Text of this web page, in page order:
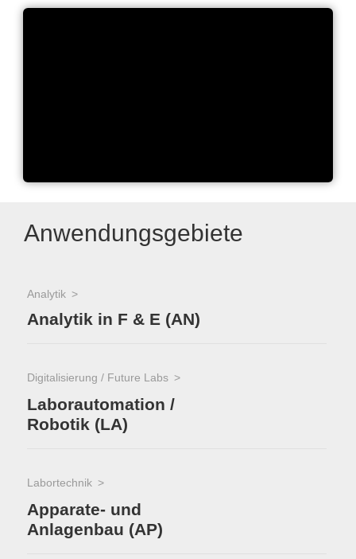
Anwendungsgebiete
Analytik
Analytik in F & E (AN)
Digitalisierung / Future Labs
Laborautomation /
Robotik (LA)
Labortechnik
Apparate- und
Anlagenbau (AP)